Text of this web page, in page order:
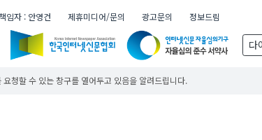
제품등록 무료제품등록
임자 : 안영건 제휴미디어/문의 광고문의
정보드림
다
청할 수 있는 창구를 열어두고 있음을 알려드립니다.